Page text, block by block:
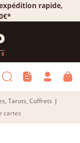
rapide,
Tarots, Coffrets |
cartes